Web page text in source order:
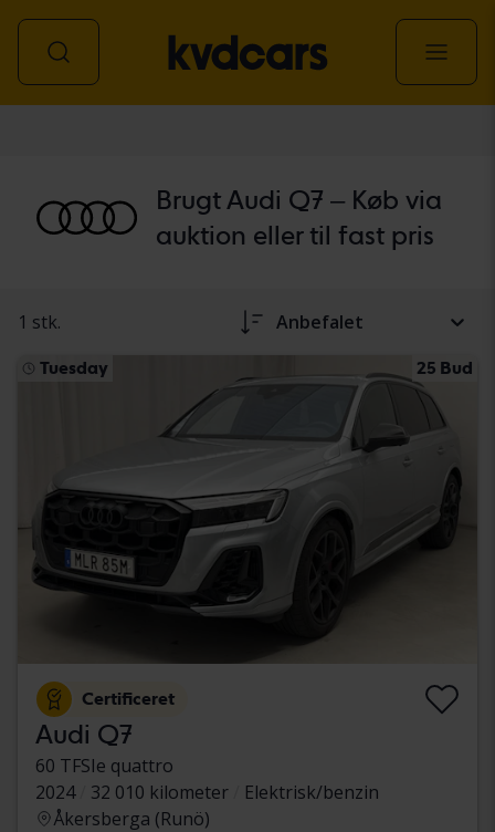
Brugt Audi Q7 – Køb via
auktion eller til fast pris
1 stk. Anbefalet
Tuesday 25 Bud
Certificeret
Audi Q7
60 TFSIe quattro
2024
32 010 kilometer
Elektrisk/benzin
Åkersberga (Runö)